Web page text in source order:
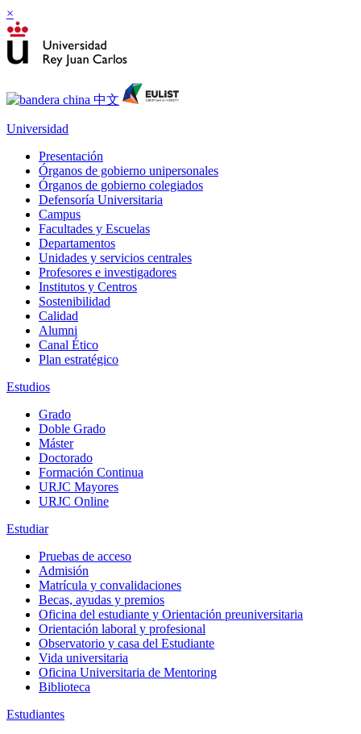
×
Universidad
Presentación
Órganos de gobierno unipersonales
Órganos de gobierno colegiados
Defensoría Universitaria
Campus
Facultades y Escuelas
Departamentos
Unidades y servicios centrales
Profesores e investigadores
Institutos y Centros
Sostenibilidad
Calidad
Alumni
Canal Ético
Plan estratégico
Estudios
Grado
Doble Grado
Máster
Doctorado
Formación Continua
URJC Mayores
URJC Online
Estudiar
Pruebas de acceso
Admisión
Matrícula y convalidaciones
Becas, ayudas y premios
Oficina del estudiante y Orientación preuniversitaria
Orientación laboral y profesional
Observatorio y casa del Estudiante
Vida universitaria
Oficina Universitaria de Mentoring
Biblioteca
Estudiantes